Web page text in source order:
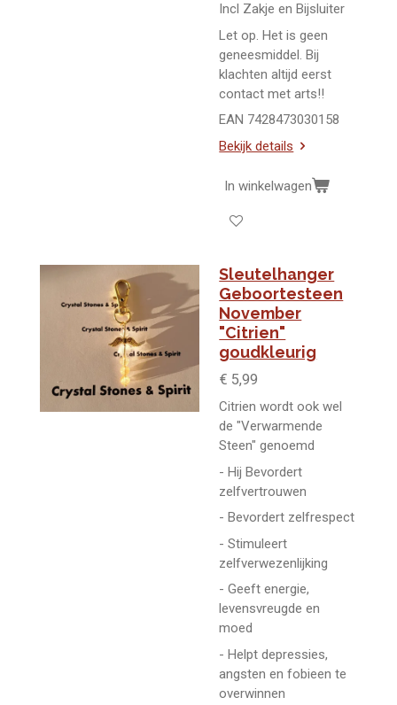
Incl Zakje en Bijsluiter
Let op. Het is geen
geneesmiddel. Bij
klachten altijd eerst
contact met arts!!
EAN 7428473030158
Bekijk details
In winkelwagen
Sleutelhanger
Geboortesteen
November
"Citrien"
goudkleurig
€ 5,99
Citrien wordt ook wel
de "Verwarmende
Steen" genoemd
- Hij Bevordert
zelfvertrouwen
- Bevordert zelfrespect
- Stimuleert
zelfverwezenlijking
- Geeft energie,
levensvreugde en
moed
- Helpt depressies,
angsten en fobieen te
overwinnen